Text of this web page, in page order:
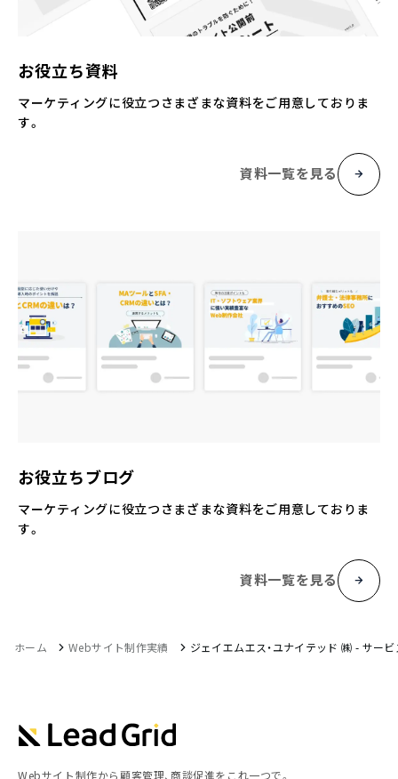
お役立ち資料
マーケティングに役立つさまざまな資料をご用意しておりま
す。
資料一覧を見る
お役立ちブログ
マーケティングに役立つさまざまな資料をご用意しておりま
す。
資料一覧を見る
ホーム Webサイト制作実績 ジェイエムエス・ユナイテッド ㈱ - サー
Webサイト制作から顧客管理、商談促進をこれ一つで。